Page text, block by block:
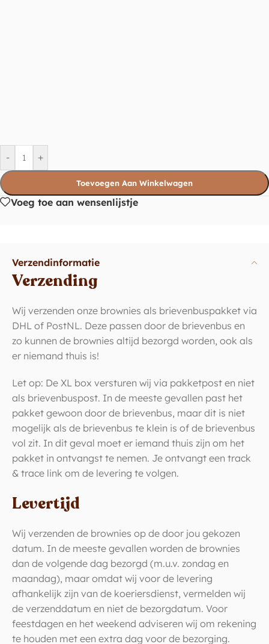
- +
Toevoegen Aan Winkelwagen
Voeg toe aan wensenlijstje
Verzendinformatie
Verzending
Wij verzenden onze brownies als brievenbuspakket via
DHL of PostNL. Deze passen door de brievenbus en
zo kunnen de brownies altijd bezorgd worden, ook als
er niemand thuis is!
Let op: De XL box versturen wij via pakketpost en niet
als brievenbuspost. In de meeste gevallen past het
pakket gewoon door de brievenbus, maar dit is niet
mogelijk als de brievenbus te klein is of de brievenbus
vol zit. In dit geval moet er iemand thuis zijn om het
pakket in ontvangst te nemen. Je ontvangt een track
& trace link om de levering te volgen.
Levertijd
Wij verzenden de brownies op de door jou gekozen
datum. In de meeste gevallen worden de brownies
dan de volgende dag bezorgd (m.u.v. zondag en
maandag), maar omdat wij voor de levering
afhankelijk zijn van de koeriersdienst, vermelden wij
de verzenddatum en niet de bezorgdatum. Voor
feestdagen en het weekend adviseren wij om rekening
te houden met een extra dag voor de bezorging.